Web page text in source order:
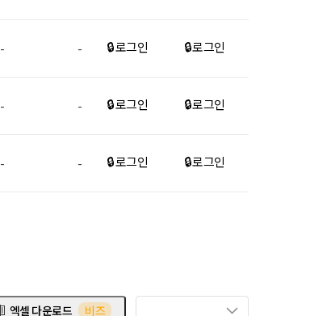
- - 🔒 로그인 🔒 로그인
- - 🔒 로그인 🔒 로그인
- - 🔒 로그인 🔒 로그인
엑셀 다운로드 비즈